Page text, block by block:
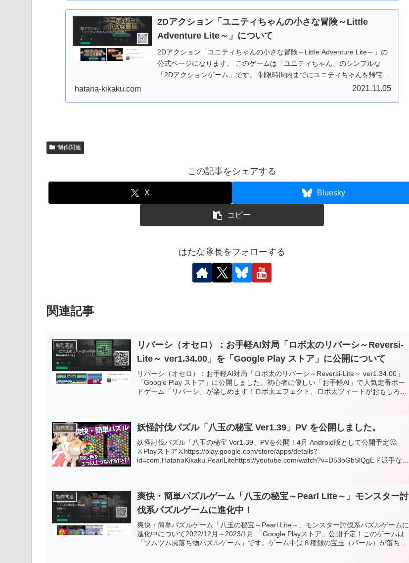
闘い！」 ・AI対局モードは 「AIと記憶力勝負！」 難易度は 初級から上
級。 ラクラク片手で簡単操作！ ゲーム中はカードをタップするだけ！ 難
しい操作はありません。 自分のペースで遊べます。 お寿司屋さんに出かけ
る前にちょいプレイ！！ テンション・アゲアゲで出かけよう！！ Android
版の場合は「Google Play ストア」からダウンロードしてから遊ぶことがで
きます。 Web版の場合はダウンロードなしでＰＣのブラウザで遊ぶことが
できます。 もちろんフリーソフトです。応援、よろしくお願いします。
2Dアクション「ユニティちゃんの小さな冒険～Little
Adventure Lite～」について
2Dアクション「ユニティちゃんの小さな冒険～Little Adventure Lite～」の
公式ページになります。 このゲームは「ユニティちゃん」のシンプルな
「2Dアクションゲーム」です。 制限時間内までにユニティちゃんを帰宅さ
せよう！ 道中には「ウニ？」「オポッサム」「大鷲」などのモンスターが
hatana-kikaku.com 2021.11.05
制作関連
この記事をシェアする
X Bluesky
コピー
はたな隊長をフォローする
関連記事
制作関連
リバーシ（オセロ）：お手軽AI対局「ロボ太のリバーシ～Reversi-
Lite～ ver1.34.00」を「Google Play ストア」に公開について
リバーシ（オセロ）：お手軽AI対局「ロボ太のリバーシ～Reversi-Lite～ ver1.34.00」
「Google Play ストア」に公開しました。初心者に優しい「お手軽AI」で人気定番ボー
ドゲーム「リバーシ」が楽しめます！ロボ太エフェクト、ロボ太ツィートがおもしろ
Android版の場合は「Google Play ストア」からダウンロードしてから遊ぶことができま
んフリーソフトです。応援、よろしくお願いします。
制作関連 妖怪討伐パズル「八玉の秘宝 Ver1.39」PV を公開しました。
妖怪討伐パズル「八玉の秘宝 Ver1.39」PVを公開！4月 Android版として公開予定🤔
⚔Playストア⚔https://play.google.com/store/apps/details?
id=com.HatanaKikaku.PearlLitehttps://youtube.com/watch?v=D53oGbSlQgEド派手な
制作関連
爽快・簡単パズルゲーム「八玉の秘宝～Pearl Lite～」モンスター討
伐系パズルゲームに進化中！
爽快・簡単パズルゲーム「八玉の秘宝～Pearl Lite～」モンスター討伐系パズルゲームに
進化中について2022/12月～2023/1月 「Google Playストア」公開予定！このゲームは
「ツムツム風落ち物パズルゲーム」です。ゲーム中は８種類の宝玉（パール）が落ちて